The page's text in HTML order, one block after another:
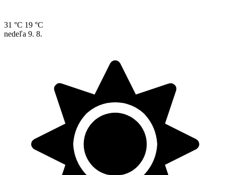
31 °C 19 °C
nedeľa 9. 8.